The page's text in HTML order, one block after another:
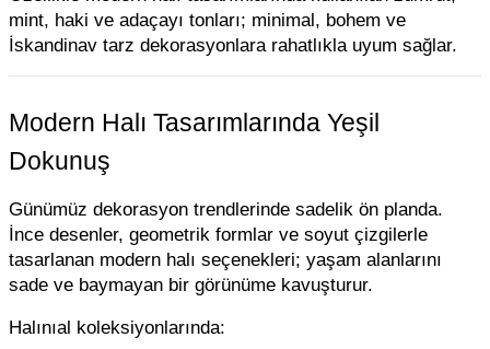
mint, haki ve adaçayı tonları; minimal, bohem ve
İskandinav tarz dekorasyonlara rahatlıkla uyum sağlar.
Modern Halı Tasarımlarında Yeşil
Dokunuş
Günümüz dekorasyon trendlerinde sadelik ön planda.
İnce desenler, geometrik formlar ve soyut çizgilerle
tasarlanan modern halı seçenekleri; yaşam alanlarını
sade ve baymayan bir görünüme kavuşturur.
Halınıal koleksiyonlarında: